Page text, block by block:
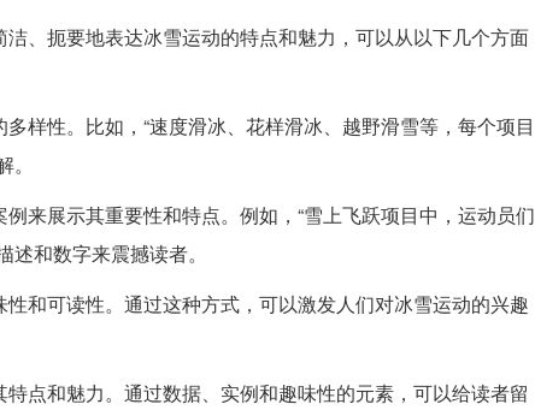
、扼要地表达冰雪运动的特点和魅力，可以从以下几个方面
样性。比如，“速度滑冰、花样滑冰、越野滑雪等，每个项目
来展示其重要性和特点。例如，“雪上飞跃项目中，运动员们
和数字来震撼读者。
和可读性。通过这种方式，可以激发人们对冰雪运动的兴趣
点和魅力。通过数据、实例和趣味性的元素，可以给读者留